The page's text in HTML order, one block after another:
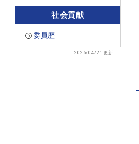
社会貢献
委員歴
2026/04/21 更新